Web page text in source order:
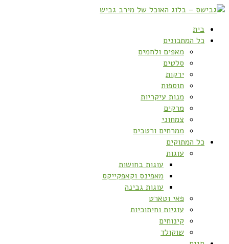
בית
כל המתכונים
מאפים ולחמים
סלטים
ירקות
תוספות
מנות עיקריות
מרקים
צמחוני
ממרחים ורטבים
כל המתוקים
עוגות
עוגות בחושות
מאפינס וקאפקייקס
עוגות גבינה
פאי וטארט
עוגיות וחיתוכיות
קינוחים
שוקולד